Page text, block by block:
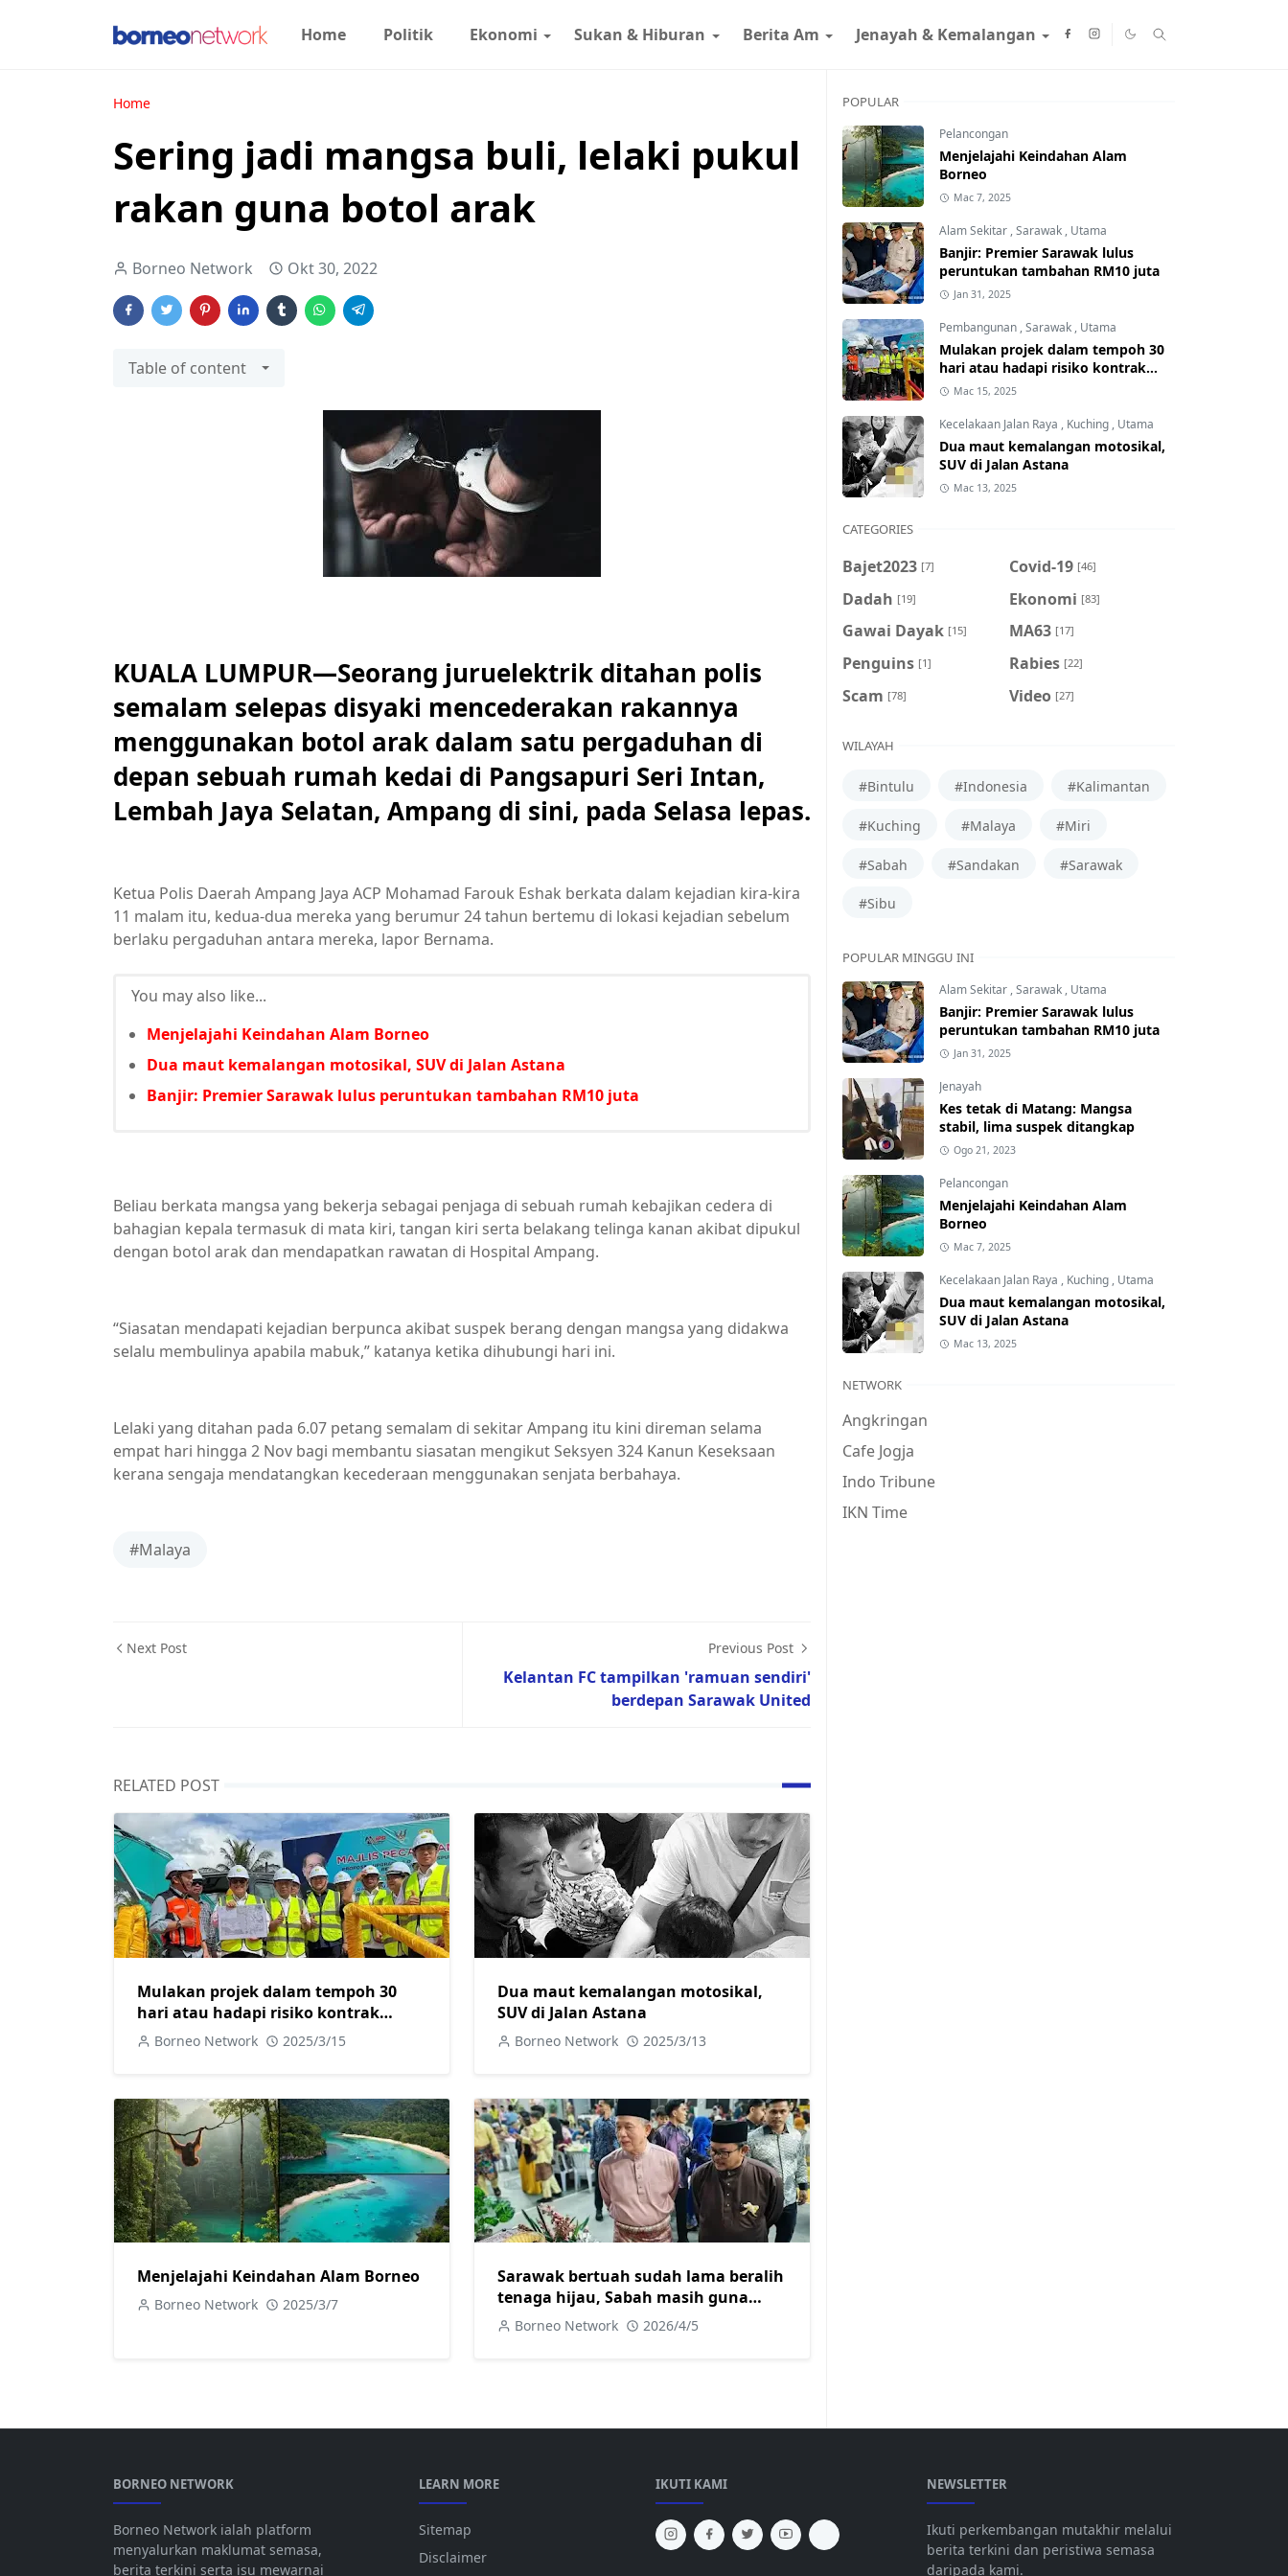
Home Politik Ekonomi Sukan & Hiburan Berita Am Jenayah & Kemalangan
Home
Sering jadi mangsa buli, lelaki pukul
rakan guna botol arak
Borneo Network Okt 30, 2022
Table of content
KUALA LUMPUR—Seorang juruelektrik ditahan polis
semalam selepas disyaki mencederakan rakannya
menggunakan botol arak dalam satu pergaduhan di
depan sebuah rumah kedai di Pangsapuri Seri Intan,
Lembah Jaya Selatan, Ampang di sini, pada Selasa lepas.
Ketua Polis Daerah Ampang Jaya ACP Mohamad Farouk Eshak berkata dalam kejadian kira-kira
11 malam itu, kedua-dua mereka yang berumur 24 tahun bertemu di lokasi kejadian sebelum
berlaku pergaduhan antara mereka, lapor Bernama.
You may also like...
Menjelajahi Keindahan Alam Borneo
Dua maut kemalangan motosikal, SUV di Jalan Astana
Banjir: Premier Sarawak lulus peruntukan tambahan RM10 juta
Beliau berkata mangsa yang bekerja sebagai penjaga di sebuah rumah kebajikan cedera di
bahagian kepala termasuk di mata kiri, tangan kiri serta belakang telinga kanan akibat dipukul
dengan botol arak dan mendapatkan rawatan di Hospital Ampang.
“Siasatan mendapati kejadian berpunca akibat suspek berang dengan mangsa yang didakwa
selalu membulinya apabila mabuk,” katanya ketika dihubungi hari ini.
Lelaki yang ditahan pada 6.07 petang semalam di sekitar Ampang itu kini direman selama
empat hari hingga 2 Nov bagi membantu siasatan mengikut Seksyen 324 Kanun Keseksaan
kerana sengaja mendatangkan kecederaan menggunakan senjata berbahaya.
#Malaya
Next Post Previous Post
Kelantan FC tampilkan 'ramuan sendiri'
berdepan Sarawak United
RELATED POST
Mulakan projek dalam tempoh 30
hari atau hadapi risiko kontrak
ditamatkan
Borneo Network 2025/3/15
Dua maut kemalangan motosikal,
SUV di Jalan Astana
Borneo Network 2025/3/13
Menjelajahi Keindahan Alam Borneo
Borneo Network 2025/3/7
Sarawak bertuah sudah lama beralih
tenaga hijau, Sabah masih guna
diesel jana kuasa elektrik
Borneo Network 2026/4/5
POPULAR
Pelancongan
Menjelajahi Keindahan Alam
Borneo
Mac 7, 2025
Alam Sekitar ,Sarawak , Utama
Banjir: Premier Sarawak lulus
peruntukan tambahan RM10 juta
Jan 31, 2025
Pembangunan ,Sarawak , Utama
Mulakan projek dalam tempoh 30
hari atau hadapi risiko kontrak
ditamatkan
Mac 15, 2025
Kecelakaan Jalan Raya , Kuching , Utama
Dua maut kemalangan motosikal,
SUV di Jalan Astana
Mac 13, 2025
CATEGORIES
Bajet2023 [7] Covid-19 [46]
Dadah [19] Ekonomi [83]
Gawai Dayak [15] MA63 [17]
Penguins [1] Rabies [22]
Scam [78] Video [27]
WILAYAH
#Bintulu #Indonesia #Kalimantan
#Kuching #Malaya #Miri
#Sabah #Sandakan #Sarawak
#Sibu
POPULAR MINGGU INI
Alam Sekitar ,Sarawak , Utama
Banjir: Premier Sarawak lulus
peruntukan tambahan RM10 juta
Jan 31, 2025
Jenayah
Kes tetak di Matang: Mangsa
stabil, lima suspek ditangkap
Ogo 21, 2023
Pelancongan
Menjelajahi Keindahan Alam
Borneo
Mac 7, 2025
Kecelakaan Jalan Raya , Kuching , Utama
Dua maut kemalangan motosikal,
SUV di Jalan Astana
Mac 13, 2025
NETWORK
Angkringan
Cafe Jogja
Indo Tribune
IKN Time
BORNEO NETWORK
Borneo Network ialah platform
menyalurkan maklumat semasa,
berita terkini serta isu mewarnai
LEARN MORE
Sitemap
Disclaimer
IKUTI KAMI NEWSLETTER
Ikuti perkembangan mutakhir melalui
berita terkini dan peristiwa semasa
daripada kami.